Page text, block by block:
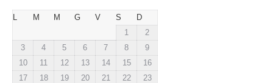
L M M G V S
D
1
2
3
4 5 6 7 8
9
10
11 12 13 14 15
16
17
18 19 20 21 22
23